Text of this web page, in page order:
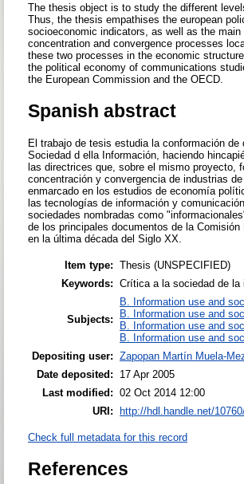
The thesis object is to study the different
Thus, the thesis empathises the european
socioeconomic indicators, as well as the
concentration and convergence processes
these two processes in the economic
the political economy of communications
the European Commission and the OECD.
Spanish abstract
El trabajo de tesis estudia la conformación
Sociedad d ella Información, haciendo
las directrices que, sobre el mismo proyecto,
concentración y convergencia de industrias
enmarcado en los estudios de economía
las tecnologías de información y
sociedades nombradas como
de los principales documentos de la
en la última década del Siglo XX.
Item type: Thesis (UNSPECIFIED)
Keywords: Crítica a la sociedad de
Subjects:
B. Information use and
B. Information use and
B. Information use and
B. Information use and
Depositing user: Zapopan Martín Muela-
Date deposited:
17 Apr 2005
Last modified: 02 Oct 2014 12:00
URI:
http://hdl.handle.net/
Check full metadata for this record
References